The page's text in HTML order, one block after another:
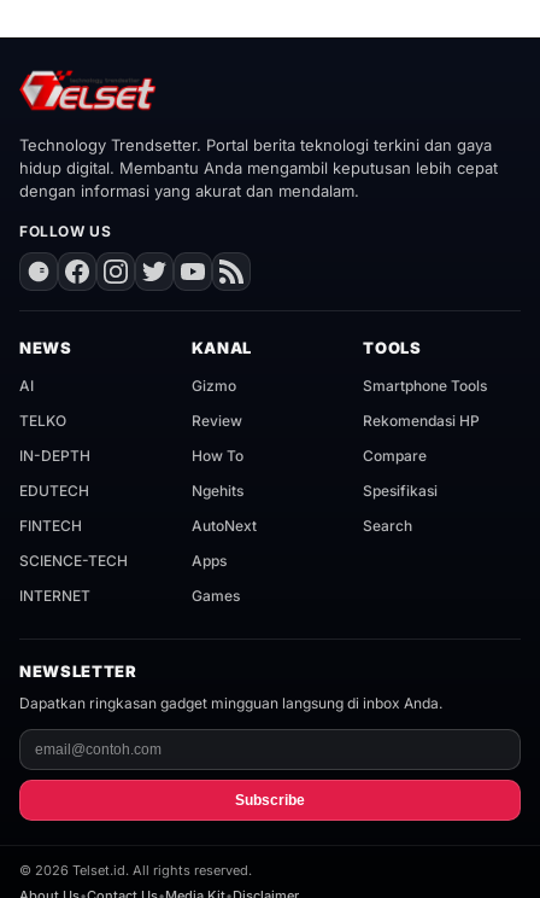
Technology Trendsetter. Portal berita teknologi terkini dan gaya
hidup digital. Membantu Anda mengambil keputusan lebih cepat
dengan informasi yang akurat dan mendalam.
FOLLOW US
NEWS
AI
TELKO
IN-DEPTH
EDUTECH
FINTECH
SCIENCE-TECH
INTERNET
KANAL
Gizmo
Review
How To
Ngehits
AutoNext
Apps
Games
TOOLS
Smartphone Tools
Rekomendasi HP
Compare
Spesifikasi
Search
NEWSLETTER
Dapatkan ringkasan gadget mingguan langsung di inbox Anda.
Subscribe
© 2026 Telset.id. All rights reserved.